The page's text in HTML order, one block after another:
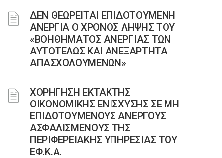
ΔΕΝ ΘΕΩΡΕΙΤΑΙ ΕΠΙΔΟΤΟΥΜΕΝΗ
ΑΝΕΡΓΙΑ Ο ΧΡΟΝΟΣ ΛΗΨΗΣ ΤΟΥ
«ΒΟΗΘΗΜΑΤΟΣ ΑΝΕΡΓΙΑΣ ΤΩΝ
ΑΥΤΟΤΕΛΩΣ ΚΑΙ ΑΝΕΞΑΡΤΗΤΑ
ΑΠΑΣΧΟΛΟΥΜΕΝΩΝ»
ΧΟΡΗΓΗΣΗ ΕΚΤΑΚΤΗΣ
ΟΙΚΟΝΟΜΙΚΗΣ ΕΝΙΣΧΥΣΗΣ ΣΕ ΜΗ
ΕΠΙΔΟΤΟΥΜΕΝΟΥΣ ΑΝΕΡΓΟΥΣ
ΑΣΦΑΛΙΣΜΕΝΟΥΣ ΤΗΣ
ΠΕΡΙΦΕΡΕΙΑΚΗΣ ΥΠΗΡΕΣΙΑΣ ΤΟΥ
ΕΦ.Κ.Α.